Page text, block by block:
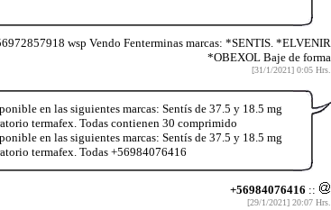
wsp Vendo Fenterminas marcas: *SENTIS. *ELVENIR
*OBEXOL Baje de forma
[31/1/2021] 0:05 Hrs.
en las siguientes marcas: Sentís de 37.5 y 18.5 mg
termafex. Todas contienen 30 comprimido
en las siguientes marcas: Sentís de 37.5 y 18.5 mg
termafex. Todas +56984076416
+56984076416 ::
[29/1/2021] 20:07 Hrs.